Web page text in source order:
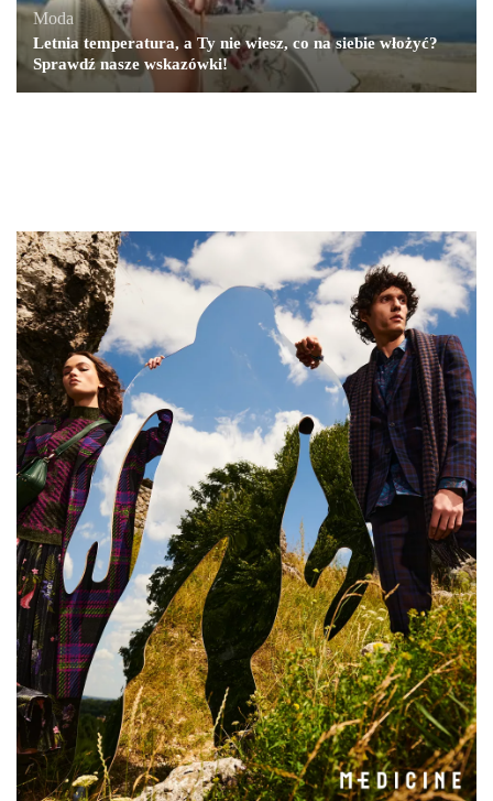
Moda
Letnia temperatura, a Ty nie wiesz, co na siebie włożyć?
Sprawdź nasze wskazówki!